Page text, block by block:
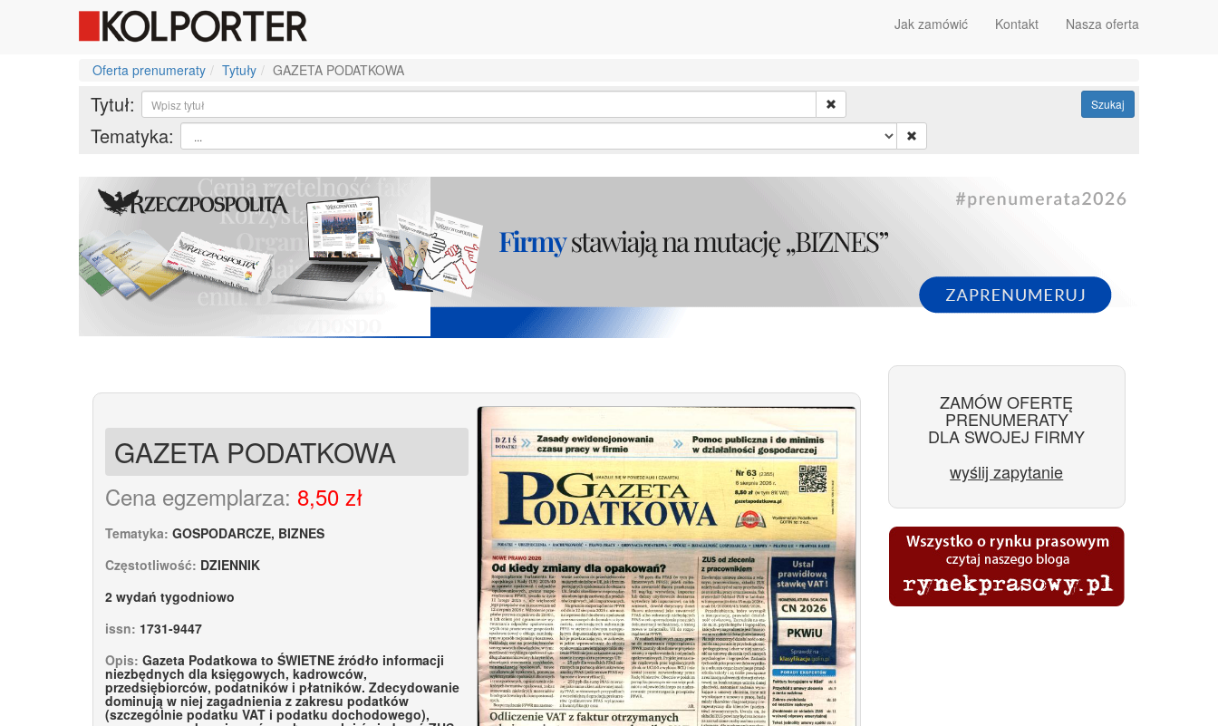
Jak zamówić Kontakt Nasza oferta
Oferta prenumeraty Tytuły GAZETA PODATKOWA
Tytuł:
Tematyka:
Szukaj
GAZETA PODATKOWA
Cena egzemplarza: 8,50 zł
Tematyka: GOSPODARCZE, BIZNES
Częstotliwość: DZIENNIK
2 wydań tygodniowo
issn: 1731-9447
Opis: Gazeta Podatkowa to ŚWIETNE źródło informacji
niezbędnych dla księgowych, kadrowców,
przedsiębiorców, podatników i płatników. Zdecydowanie
dominują w niej zagadnienia z zakresu podatków
(szczególnie podatku VAT i podatku dochodowego),
ZAMÓW OFERTĘ
PRENUMERATY
DLA SWOJEJ FIRMY
wyślij zapytanie